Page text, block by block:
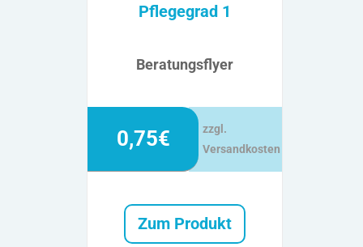
Pflegegrad 1
Beratungsflyer
0,75€
zzgl.
Versandkosten
Zum Produkt